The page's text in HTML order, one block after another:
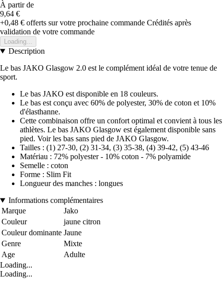
À partir de
9,64 €
+0,48 € offerts sur votre prochaine commande Crédités après
validation de votre commande
Loading...
Description
Le bas JAKO Glasgow 2.0 est le complément idéal de votre tenue de
sport.
Le bas JAKO est disponible en 18 couleurs.
Le bas est conçu avec 60% de polyester, 30% de coton et 10%
d'élasthanne.
Cette combinaison offre un confort optimal et convient à tous les
athlètes. Le bas JAKO Glasgow est également disponible sans
pied. Voir les bas sans pied de JAKO Glasgow.
Tailles : (1) 27-30, (2) 31-34, (3) 35-38, (4) 39-42, (5) 43-46
Matériau : 72% polyester - 10% coton - 7% polyamide
Semelle : coton
Forme : Slim Fit
Longueur des manches : longues
Informations complémentaires
Marque
Jako
Couleur
jaune citron
Couleur dominante Jaune
Genre
Mixte
Age
Adulte
Loading...
Loading...